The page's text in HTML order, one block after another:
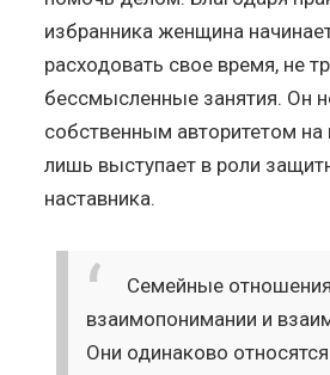
избранника женщина
расходовать свое время, не
бессмысленные занятия. Он
собственным авторитетом на
лишь выступает в роли
наставника.
Семейные
взаимопонимании и
Они одинаково